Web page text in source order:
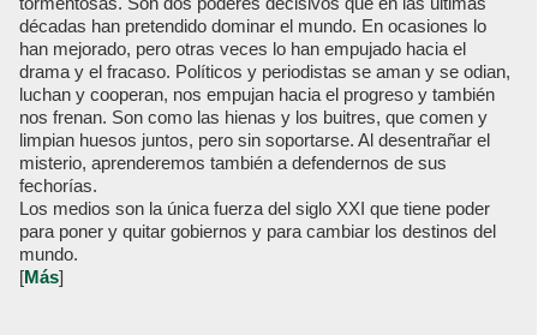
décadas han pretendido dominar el mundo. En ocasiones lo
han mejorado, pero otras veces lo han empujado hacia el
drama y el fracaso. Políticos y periodistas se aman y se odian,
luchan y cooperan, nos empujan hacia el progreso y también
nos frenan. Son como las hienas y los buitres, que comen y
limpian huesos juntos, pero sin soportarse. Al desentrañar el
misterio, aprenderemos también a defendernos de sus
fechorías.
Los medios son la única fuerza del siglo XXI que tiene poder
para poner y quitar gobiernos y para cambiar los destinos del
mundo.
[Más]